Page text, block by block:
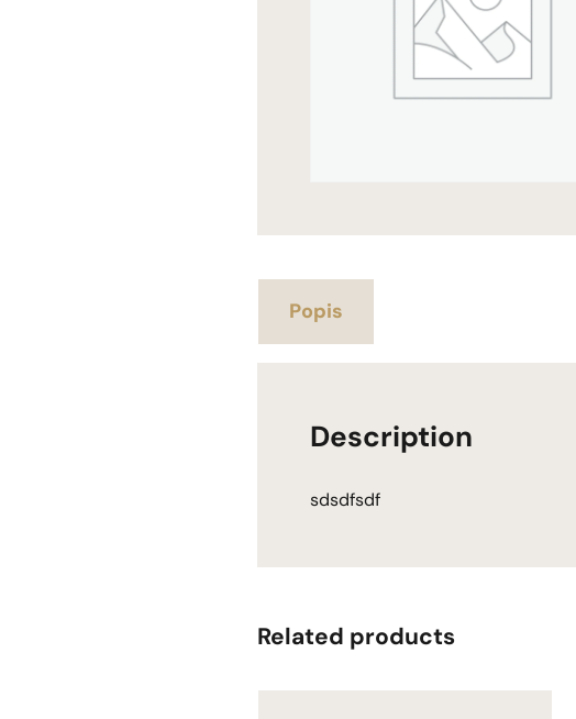
Popis
Description
sdsdfsdf
Related products